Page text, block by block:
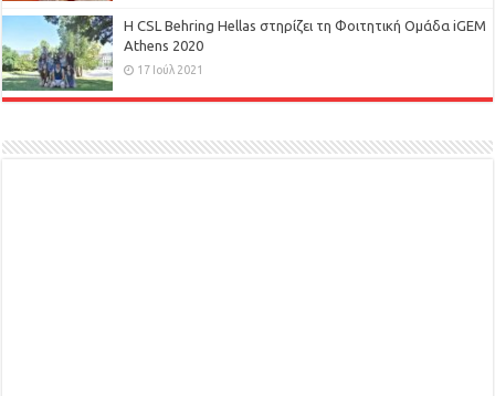
H CSL Behring Hellas στηρίζει τη Φοιτητική Ομάδα iGEM
Athens 2020
17 Ιούλ 2021